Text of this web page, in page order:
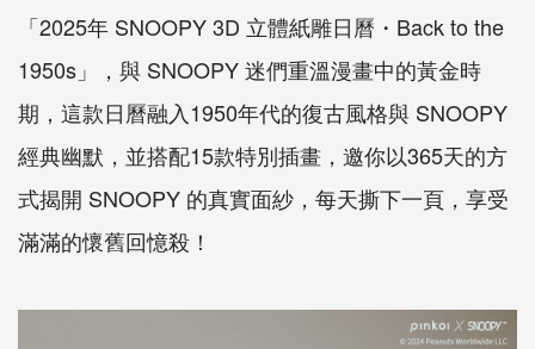
「2025年 SNOOPY 3D 立體紙雕日曆・Back to the
1950s」，與 SNOOPY 迷們重溫漫畫中的黃金時
期，這款日曆融入1950年代的復古風格與 SNOOPY
經典幽默，並搭配15款特別插畫，邀你以365天的方
式揭開 SNOOPY 的真實面紗，每天撕下一頁，享受
滿滿的懷舊回憶殺！